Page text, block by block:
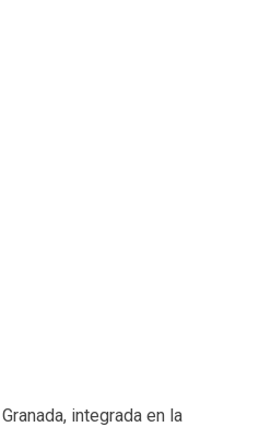
integrada en la